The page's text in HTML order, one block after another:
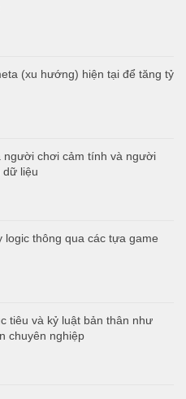
(xu hướng) hiện tại để tăng tỷ
người chơi cảm tính và người
dữ liệu
logic thông qua các tựa game
tiêu và kỷ luật bản thân như
chuyên nghiệp